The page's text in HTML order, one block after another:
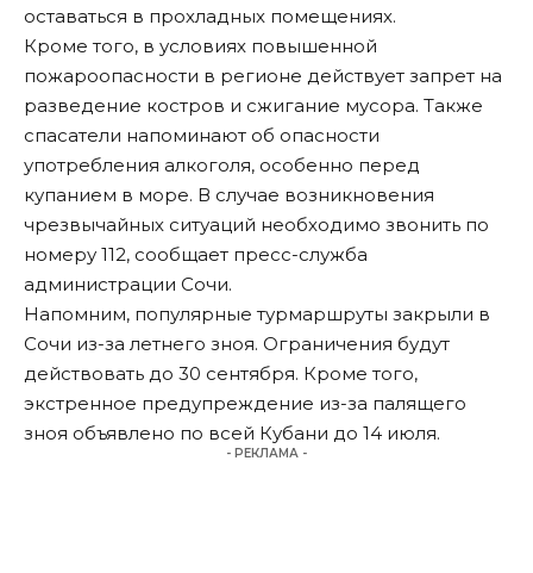
оставаться в прохладных помещениях.
Кроме того, в условиях повышенной
пожароопасности в регионе действует запрет на
разведение костров и сжигание мусора. Также
спасатели напоминают об опасности
употребления алкоголя, особенно перед
купанием в море. В случае возникновения
чрезвычайных ситуаций необходимо звонить по
номеру 112, сообщает пресс-служба
администрации Сочи.
Напомним, популярные турмаршруты закрыли в
Сочи из-за летнего зноя. Ограничения будут
действовать до 30 сентября. Кроме того,
экстренное предупреждение из-за палящего
зноя объявлено по всей Кубани до 14 июля.
- РЕКЛАМА -